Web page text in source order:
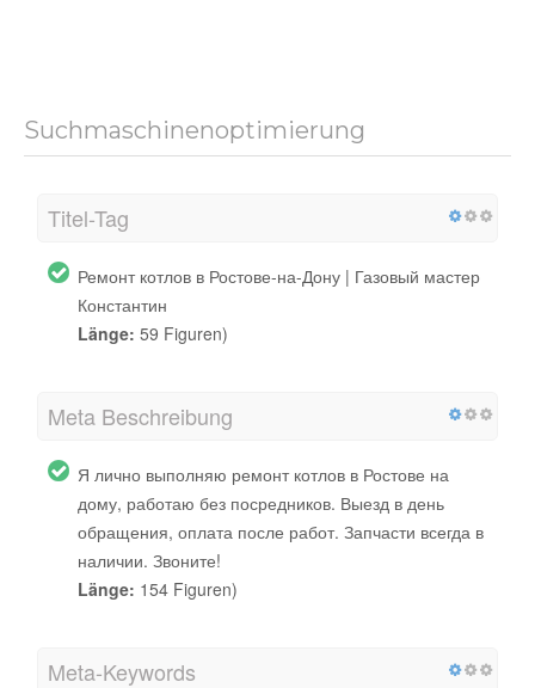
Suchmaschinenoptimierung
Titel-Tag
Ремонт котлов в Ростове-на-Дону | Газовый мастер
Константин
Länge: 59 Figuren)
Meta Beschreibung
Я лично выполняю ремонт котлов в Ростове на
дому, работаю без посредников. Выезд в день
обращения, оплата после работ. Запчасти всегда в
наличии. Звоните!
Länge: 154 Figuren)
Meta-Keywords